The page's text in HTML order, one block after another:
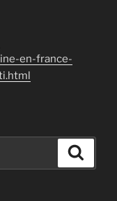
en-france-